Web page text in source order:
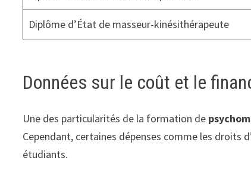
Diplôme d’État de masseur-kinésithérapeute
Données sur le coût et le
Une des particularités de la formation de
Cependant, certaines dépenses comme les droits
étudiants.